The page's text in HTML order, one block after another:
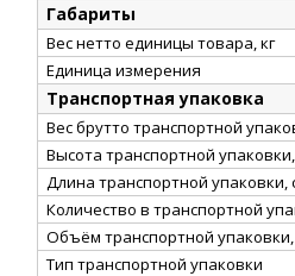
Габариты
Вес нетто единицы товара, кг
Единица измерения
Транспортная упаковка
Вес брутто транспортной
Высота транспортной
Длина транспортной упаковки,
Количество в транспортной
Объём транспортной упаковки,
Тип транспортной упаковки